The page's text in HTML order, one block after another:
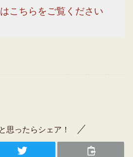
こちらをご覧ください
思ったらシェア！